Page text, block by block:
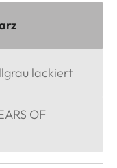
lackiert
OF